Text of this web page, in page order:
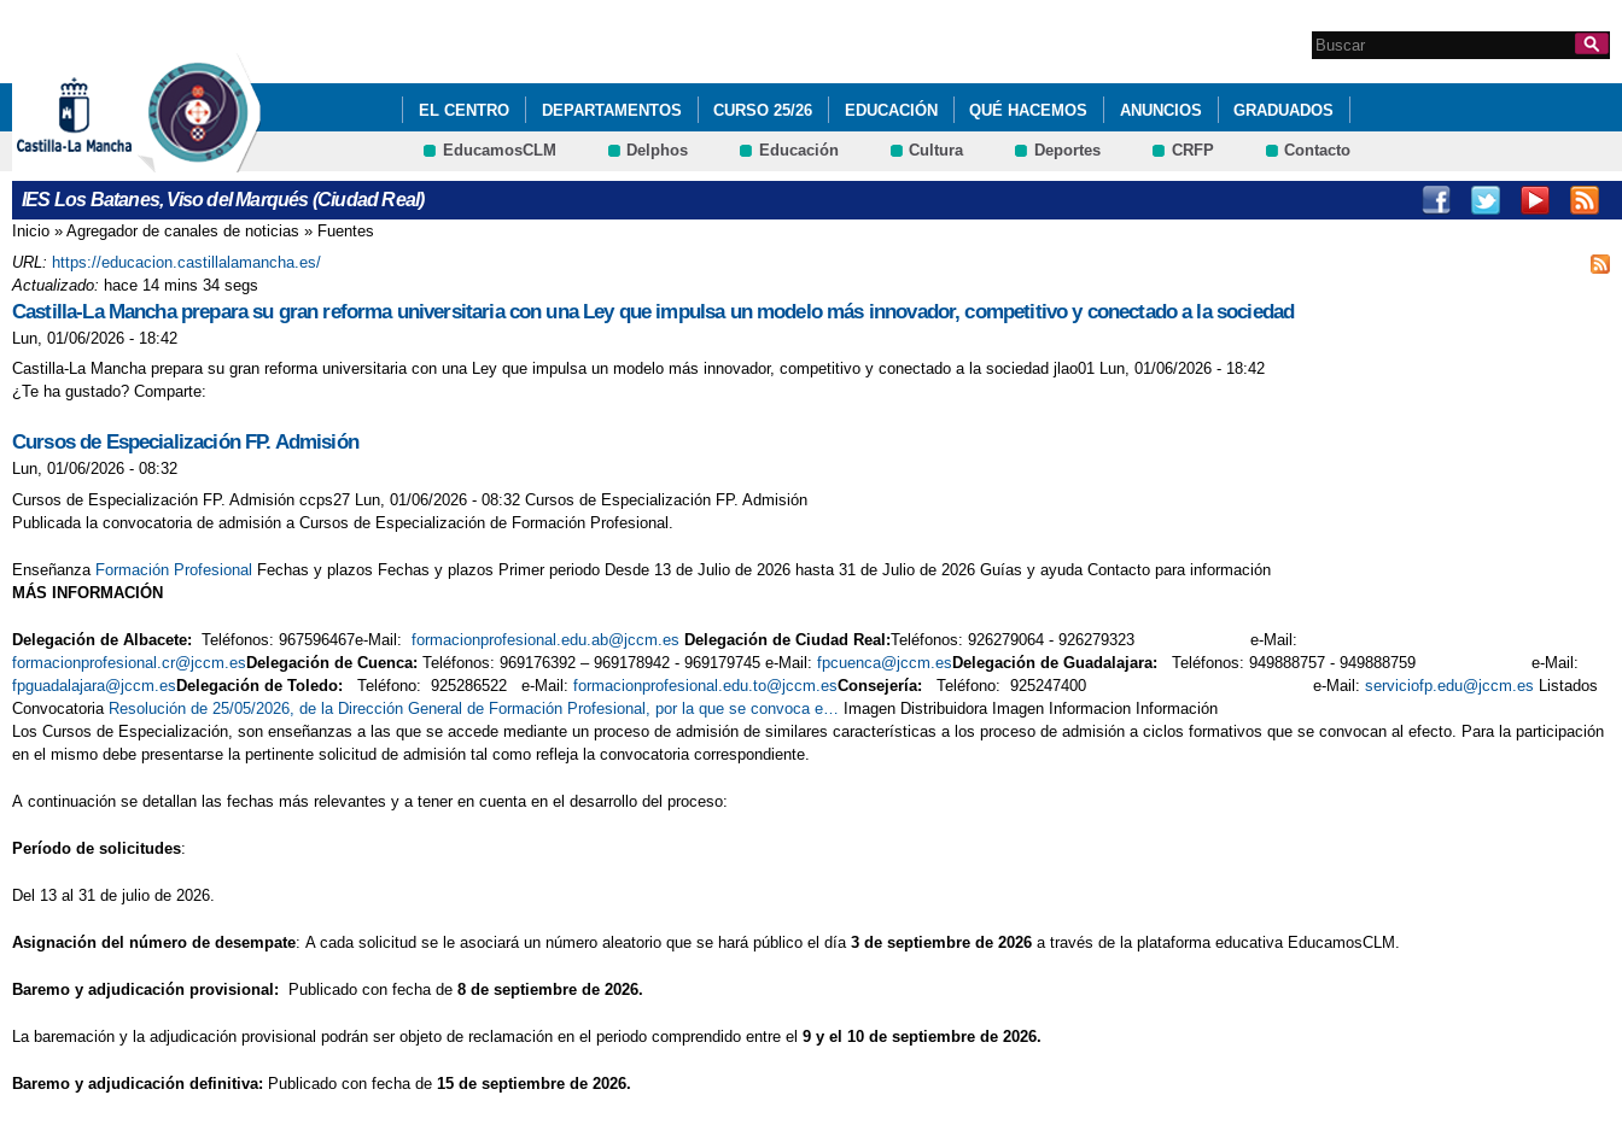
Formulario de
búsqueda
Search this site
EL CENTRO DEPARTAMENTOS CURSO 25/26 EDUCACIÓN QUÉ HACEMOS ANUNCIOS GRADUADOS
EducamosCLM Delphos Educación Cultura Deportes CRFP Contacto
IES Los Batanes, Viso del Marqués (Ciudad Real)
Se encuentra usted aquí
Inicio » Agregador de canales de noticias » Fuentes
URL: https://educacion.castillalamancha.es/
Actualizado: hace 14 mins 34 segs
Castilla-La Mancha prepara su gran reforma universitaria con una Ley que impulsa un modelo más innovador, competitivo y conectado a la sociedad
Lun, 01/06/2026 - 18:42
Castilla-La Mancha prepara su gran reforma universitaria con una Ley que impulsa un modelo más innovador, competitivo y conectado a la sociedad jlao01 Lun, 01/06/2026 - 18:42
¿Te ha gustado? Comparte:
Cursos de Especialización FP. Admisión
Lun, 01/06/2026 - 08:32
Cursos de Especialización FP. Admisión ccps27 Lun, 01/06/2026 - 08:32 Cursos de Especialización FP. Admisión
Publicada la convocatoria de admisión a Cursos de Especialización de Formación Profesional.
Enseñanza Formación Profesional Fechas y plazos Fechas y plazos Primer periodo Desde 13 de Julio de 2026 hasta 31 de Julio de 2026 Guías y ayuda Contacto para información
MÁS INFORMACIÓN
Delegación de Albacete: Teléfonos: 967596467e-Mail: formacionprofesional.edu.ab@jccm.es Delegación de Ciudad Real:Teléfonos: 926279064 - 926279323 e-Mail:
formacionprofesional.cr@jccm.esDelegación de Cuenca: Teléfonos: 969176392 – 969178942 - 969179745 e-Mail: fpcuenca@jccm.esDelegación de Guadalajara: Teléfonos: 949888757 - 949888759 e-Mail:
fpguadalajara@jccm.esDelegación de Toledo: Teléfono: 925286522 e-Mail: formacionprofesional.edu.to@jccm.esConsejería: Teléfono: 925247400 e-Mail: serviciofp.edu@jccm.es Listados
Convocatoria Resolución de 25/05/2026, de la Dirección General de Formación Profesional, por la que se convoca e…
Imagen Distribuidora Imagen Informacion Información
Los Cursos de Especialización, son enseñanzas a las que se accede mediante un proceso de admisión de similares características a los proceso de admisión a ciclos formativos que se convocan al efecto. Para la participación
en el mismo debe presentarse la pertinente solicitud de admisión tal como refleja la convocatoria correspondiente.
A continuación se detallan las fechas más relevantes y a tener en cuenta en el desarrollo del proceso:
Período de solicitudes:
Del 13 al 31 de julio de 2026.
Asignación del número de desempate: A cada solicitud se le asociará un número aleatorio que se hará público el día 3 de septiembre de 2026 a través de la plataforma educativa EducamosCLM.
Baremo y adjudicación provisional: Publicado con fecha de 8 de septiembre de 2026.
La baremación y la adjudicación provisional podrán ser objeto de reclamación en el periodo comprendido entre el 9 y el 10 de septiembre de 2026.
Baremo y adjudicación definitiva: Publicado con fecha de 15 de septiembre de 2026.